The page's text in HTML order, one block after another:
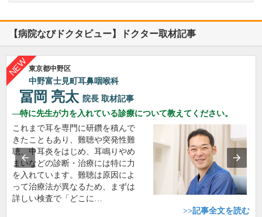
【病院なびドクタビュー】ドクター取材記事
東京都中野区
中野富士見町耳鼻咽喉科
冨岡 亮太 院長 取材記事
特に先生が力を入れている診療について教えてください。
これまで耳を専門に研鑽を積んで
きたこともあり、難聴や突発性難
聴、中耳炎をはじめ、耳鳴りやめ
まいなどの診断・治療には特に力
を入れています。難聴は原因によ
って治療法が異なるため、まずは
詳しい検査で「どこに…
>>記事全文を読む